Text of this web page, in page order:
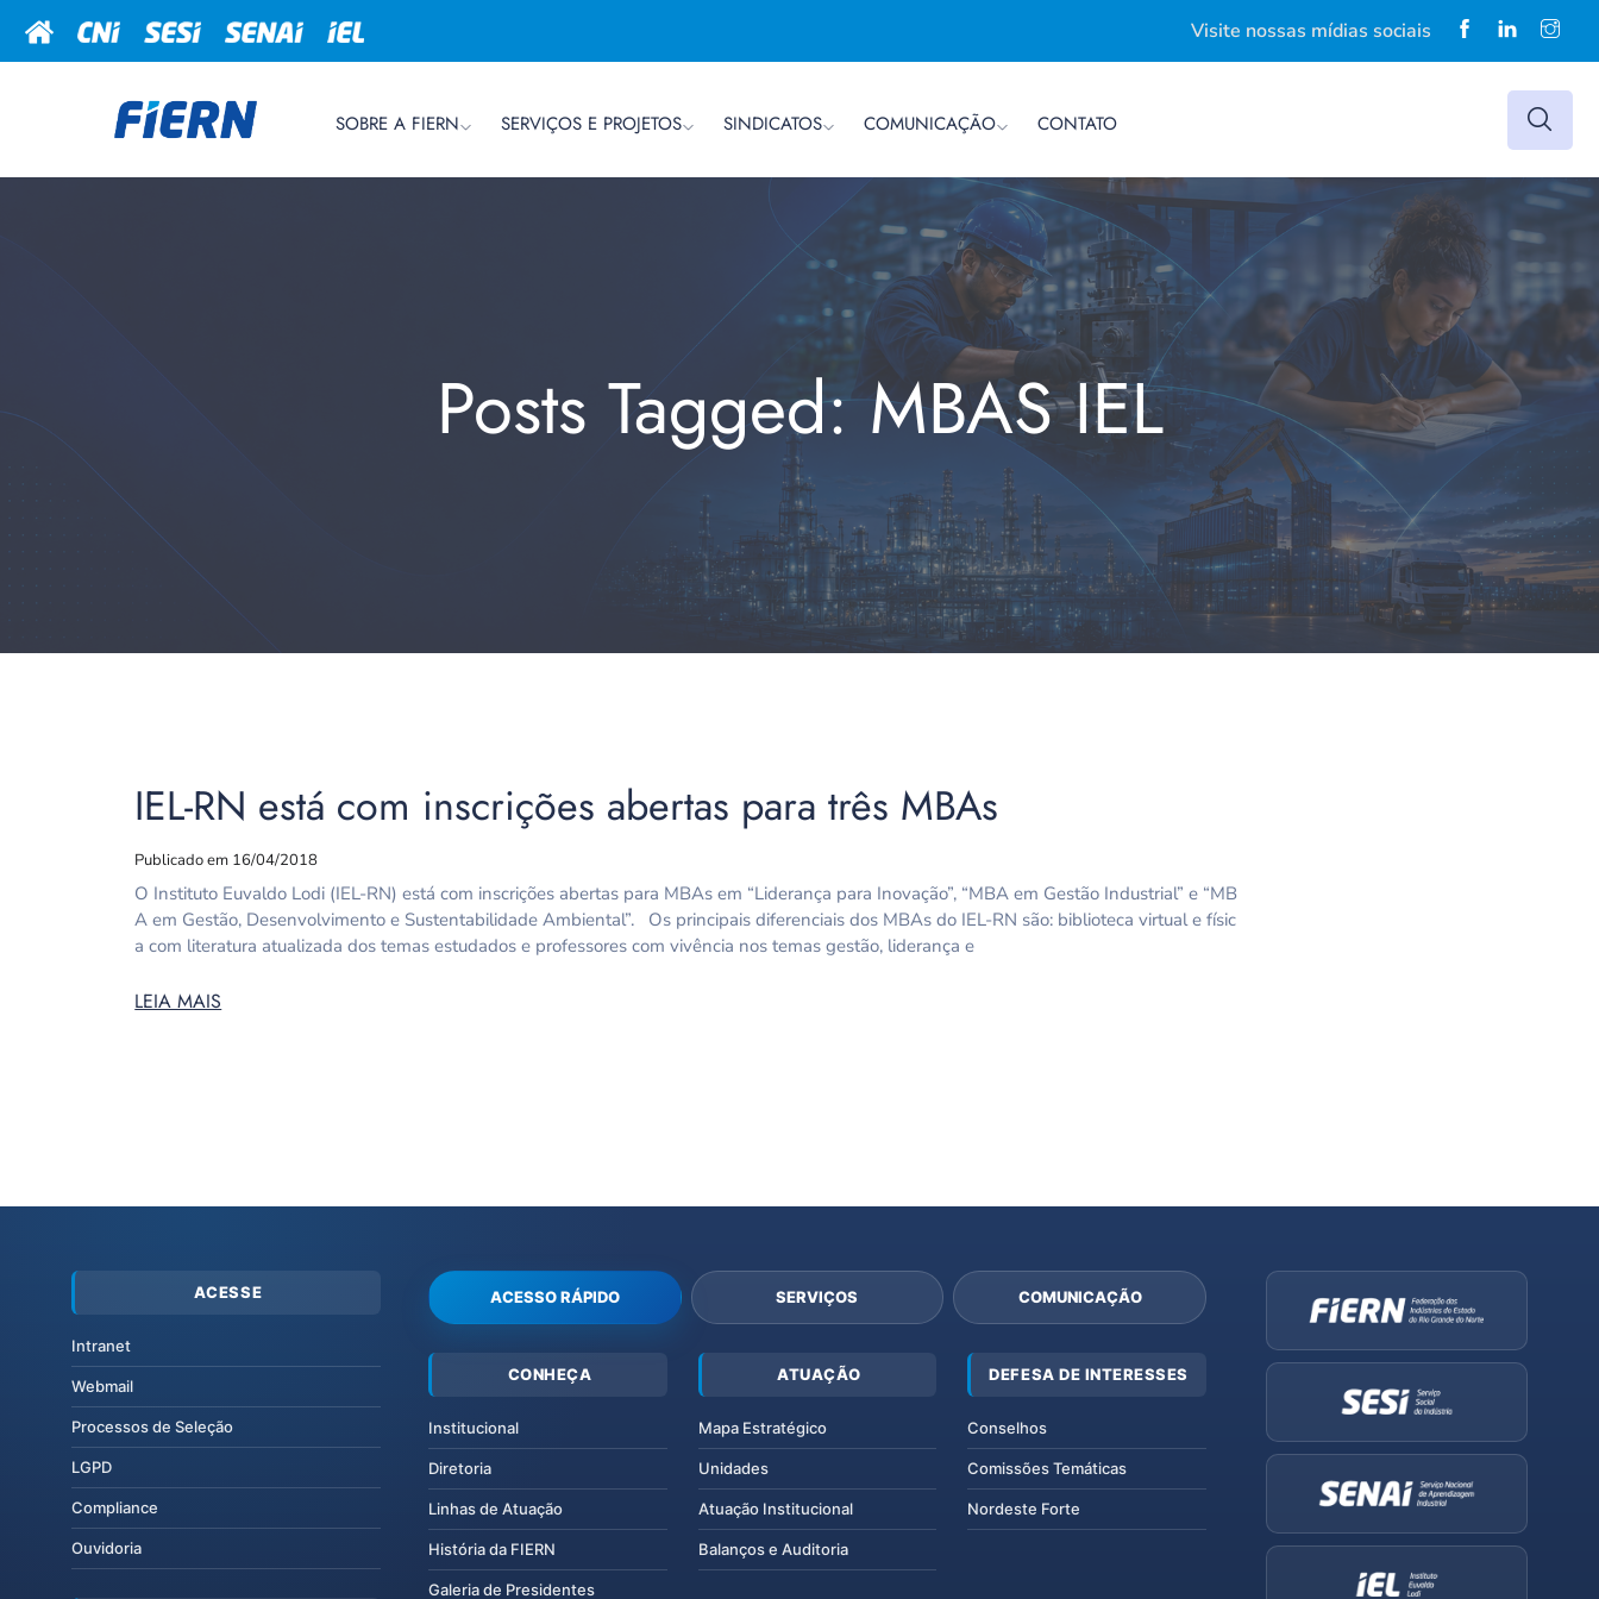
Visite nossas mídias sociais
SOBRE A FIERN SERVIÇOS E PROJETOS SINDICATOS COMUNICAÇÃO CONTATO
Posts Tagged: MBAS IEL
IEL-RN está com inscrições abertas para três MBAs
Publicado em 16/04/2018
O Instituto Euvaldo Lodi (IEL-RN) está com inscrições abertas para MBAs em “Liderança para Inovação”, “MBA em Gestão Industrial” e “MB
A em Gestão, Desenvolvimento e Sustentabilidade Ambiental”. Os principais diferenciais dos MBAs do IEL-RN são: biblioteca virtual e físic
a com literatura atualizada dos temas estudados e professores com vivência nos temas gestão, liderança e
LEIA MAIS
ACESSE
Intranet
Webmail
Processos de Seleção
LGPD
Compliance
Ouvidoria
ACESSO RÁPIDO SERVIÇOS COMUNICAÇÃO
CONHEÇA
Institucional
Diretoria
Linhas de Atuação
História da FIERN
Galeria de Presidentes
ATUAÇÃO
Mapa Estratégico
Unidades
Atuação Institucional
Balanços e Auditoria
DEFESA DE INTERESSES
Conselhos
Comissões Temáticas
Nordeste Forte